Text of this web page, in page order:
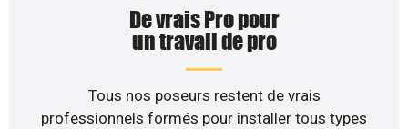
De vrais Pro pour
un travail de pro
Tous nos poseurs restent de vrais
professionnels formés pour installer tous types